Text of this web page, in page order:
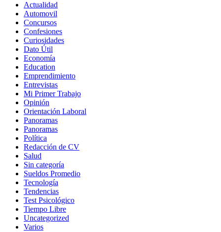
Actualidad
Automovil
Concursos
Confesiones
Curiosidades
Dato Útil
Economía
Education
Emprendimiento
Entrevistas
Mi Primer Trabajo
Opinión
Orientación Laboral
Panoramas
Panoramas
Política
Redacción de CV
Salud
Sin categoría
Sueldos Promedio
Tecnología
Tendencias
Test Psicológico
Tiempo Libre
Uncategorized
Varios